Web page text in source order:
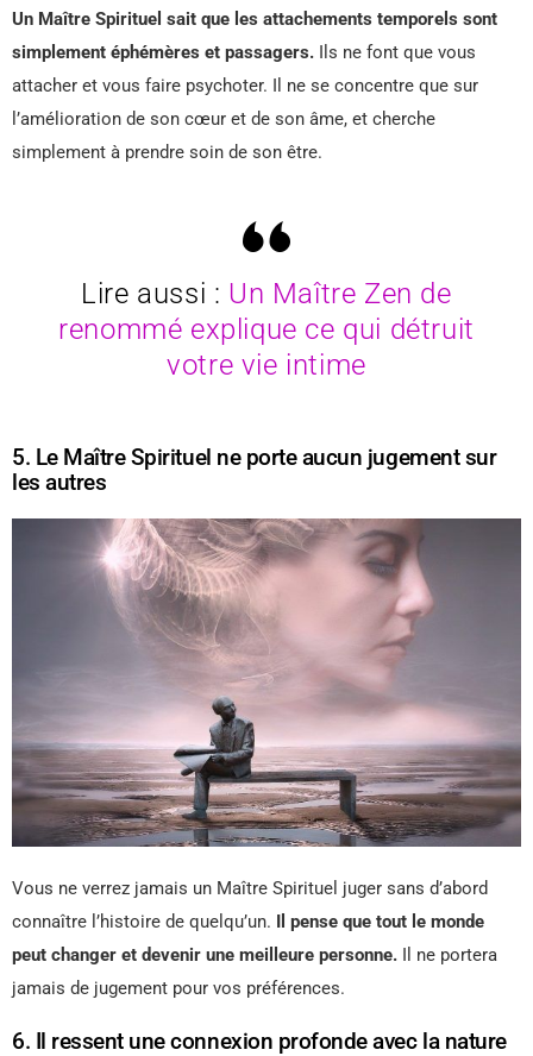
Un Maître Spirituel sait que les attachements temporels sont
simplement éphémères et passagers. Ils ne font que vous
attacher et vous faire psychoter. Il ne se concentre que sur
l’amélioration de son cœur et de son âme, et cherche
simplement à prendre soin de son être.
Lire aussi : Un Maître Zen de
renommé explique ce qui détruit
votre vie intime
5. Le Maître Spirituel ne porte aucun jugement sur
les autres
Vous ne verrez jamais un Maître Spirituel juger sans d’abord
connaître l’histoire de quelqu’un. Il pense que tout le monde
peut changer et devenir une meilleure personne. Il ne portera
jamais de jugement pour vos préférences.
6. Il ressent une connexion profonde avec la nature